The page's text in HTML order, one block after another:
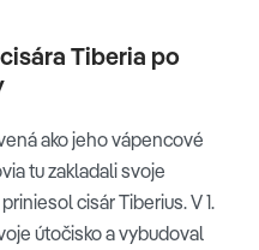
Tiberia po
ako jeho vápencové
tu zakladali svoje
cisár Tiberius. V 1.
útočisko a vybudoval